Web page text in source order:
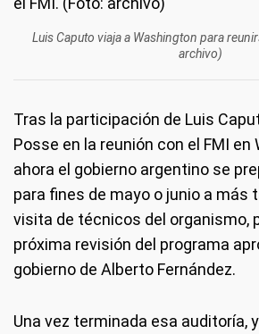
Luis Caputo viaja a Washington para
archivo)
Tras la participación de Luis
Posse en la reunión con el FMI en
ahora el gobierno argentino se
para fines de mayo o junio a más
visita de técnicos del organismo,
próxima revisión del programa
gobierno de Alberto Fernández.
Una vez terminada esa auditoría,